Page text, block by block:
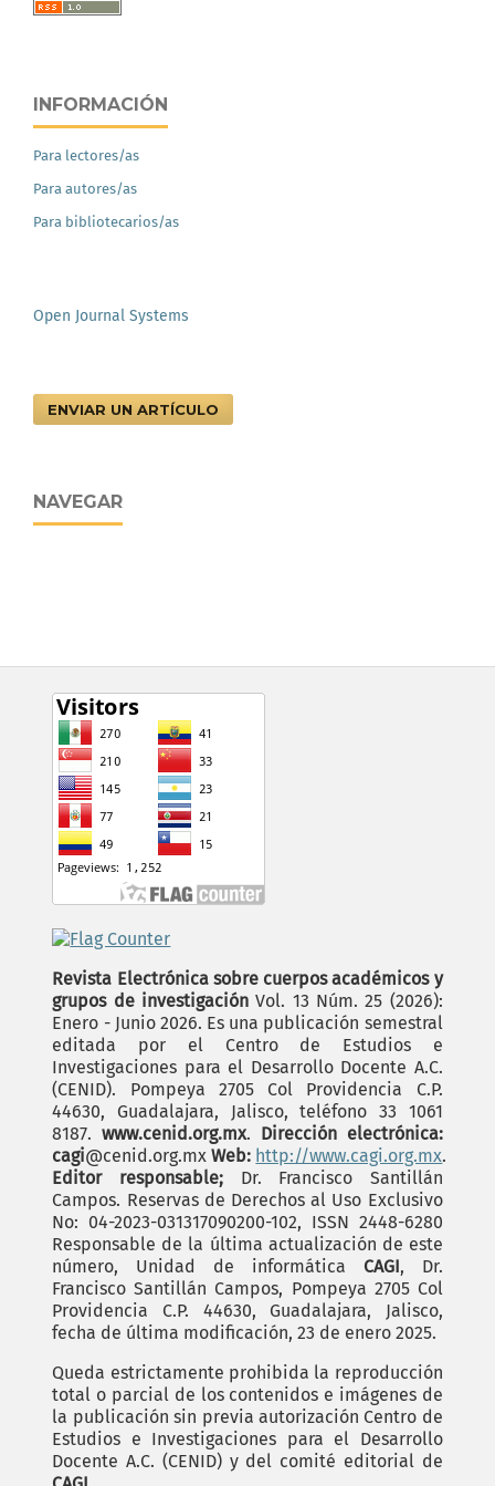
INFORMACIÓN
Para lectores/as
Para autores/as
Para bibliotecarios/as
Open Journal Systems
ENVIAR UN ARTÍCULO
NAVEGAR
Revista Electrónica sobre cuerpos académicos y
grupos de investigación Vol. 13 Núm. 25 (2026):
Enero - Junio 2026. Es una publicación semestral
editada por el Centro de Estudios e
Investigaciones para el Desarrollo Docente A.C.
(CENID). Pompeya 2705 Col Providencia C.P.
44630, Guadalajara, Jalisco, teléfono 33 1061
8187.www.cenid.org.mx. Dirección electrónica:
cagi@cenid.org.mxWeb: http://www.cagi.org.mx.
Editor responsable;Dr. Francisco Santillán
Campos. Reservas de Derechos al Uso Exclusivo
No: 04-2023-031317090200-102, ISSN 2448-6280
Responsable de la última actualización de este
número, Unidad de informática CAGI, Dr.
Francisco Santillán Campos, Pompeya 2705 Col
Providencia C.P. 44630, Guadalajara, Jalisco,
fecha de última modificación, 23 de enero 2025.
Queda estrictamente prohibida la reproducción
total o parcial de los contenidos e imágenes de
la publicación sin previa autorización Centro de
Estudios e Investigaciones para el Desarrollo
Docente A.C. (CENID) y del comité editorial de